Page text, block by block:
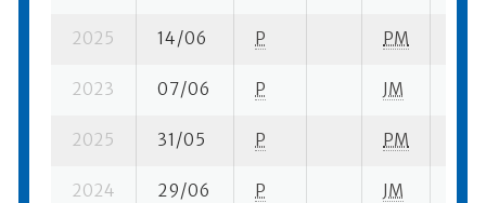
2025 14/06 P PM
2023 07/06 P JM
2025 31/05 P PM
2024 29/06 P JM